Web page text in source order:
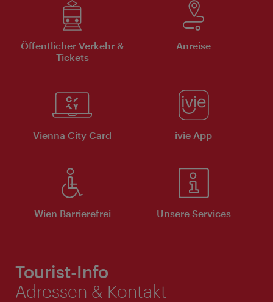
Öffentlicher Verkehr &
Tickets
Anreise
Vienna City Card ivie App
Wien Barrierefrei Unsere Services
Tourist-Info
Adressen & Kontakt